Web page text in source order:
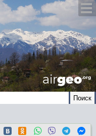
airGEO.oRg